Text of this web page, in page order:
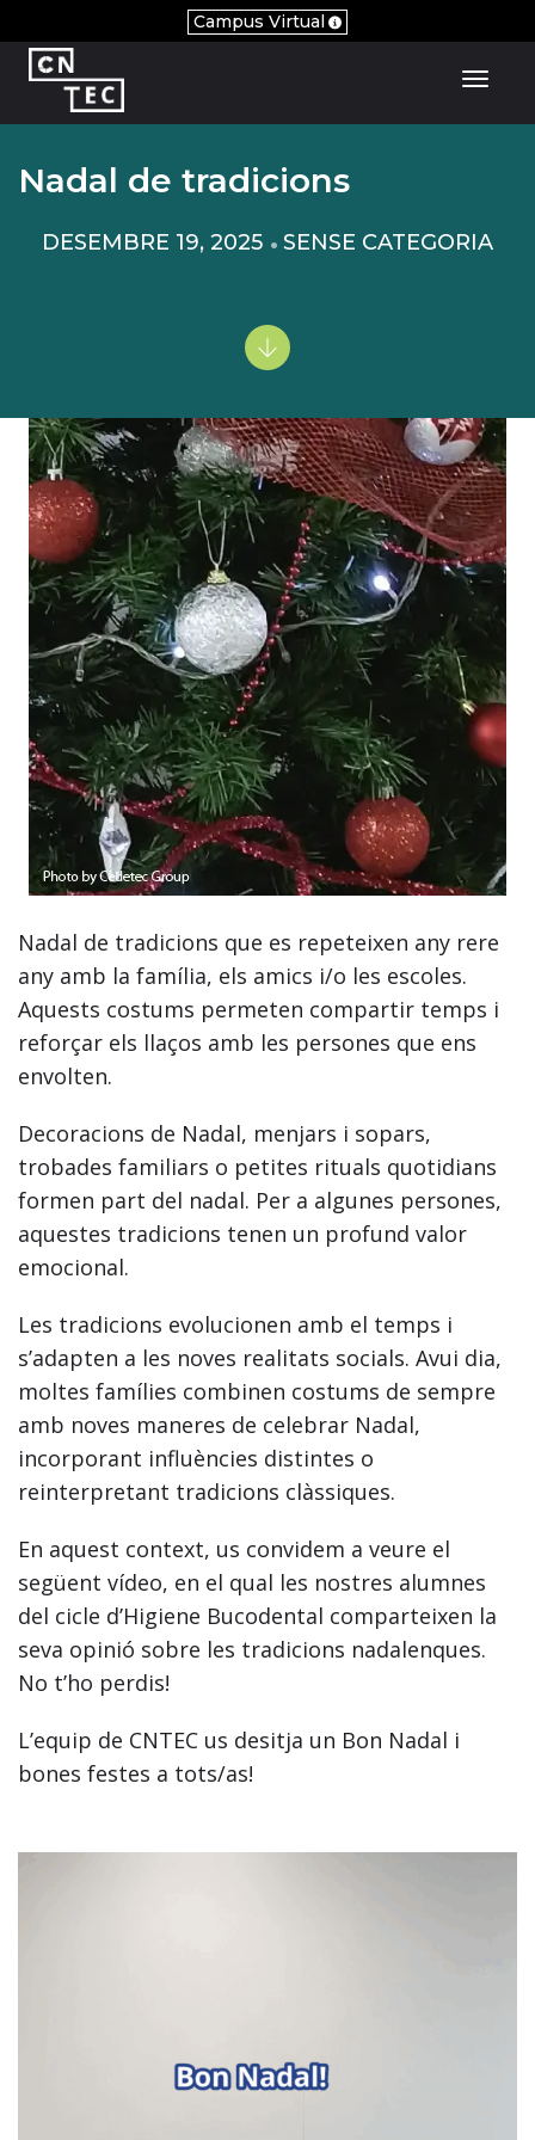
Campus Virtual
Nadal de tradicions
DESEMBRE 19, 2025 SENSE CATEGORIA
Nadal de tradicions que es repeteixen any rere
any amb la família, els amics i/o les escoles.
Aquests costums permeten compartir temps i
reforçar els llaços amb les persones que ens
envolten.
Decoracions de Nadal, menjars i sopars,
trobades familiars o petites rituals quotidians
formen part del nadal. Per a algunes persones,
aquestes tradicions tenen un profund valor
emocional.
Les tradicions evolucionen amb el temps i
s’adapten a les noves realitats socials. Avui dia,
moltes famílies combinen costums de sempre
amb noves maneres de celebrar Nadal,
incorporant influències distintes o
reinterpretant tradicions clàssiques.
En aquest context, us convidem a veure el
següent vídeo, en el qual les nostres alumnes
del cicle d’Higiene Bucodental comparteixen la
seva opinió sobre les tradicions nadalenques.
No t’ho perdis!
L’equip de CNTEC us desitja un Bon Nadal i
bones festes a tots/as!